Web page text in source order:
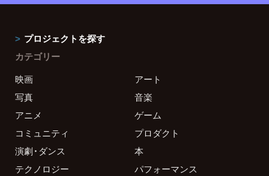
プロジェクトを探す
カテゴリー
映画
アート
写真
音楽
アニメ
ゲーム
コミュニティ
プロダクト
演劇・ダンス
本
テクノロジー
パフォーマンス